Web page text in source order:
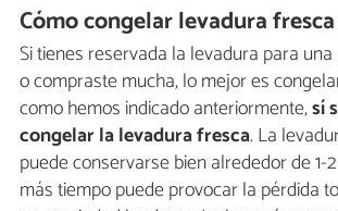
Cómo congelar levadura fresca
Si tienes reservada la levadura para
o compraste mucha, lo mejor es
como hemos indicado anteriormente,sí
congelar la levadura fresca. La
puede conservarse bien alrededor de 1-
más tiempo puede provocar la pérdida